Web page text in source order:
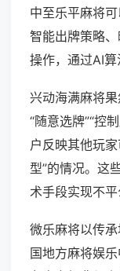
中至乐平麻将
智能出牌策略
操作，通过AI算
兴动海满麻将
“随意选牌”“控
户反映其他玩
型”的情况。这
术手段实现不平
微乐麻将以传
国地方麻将娱